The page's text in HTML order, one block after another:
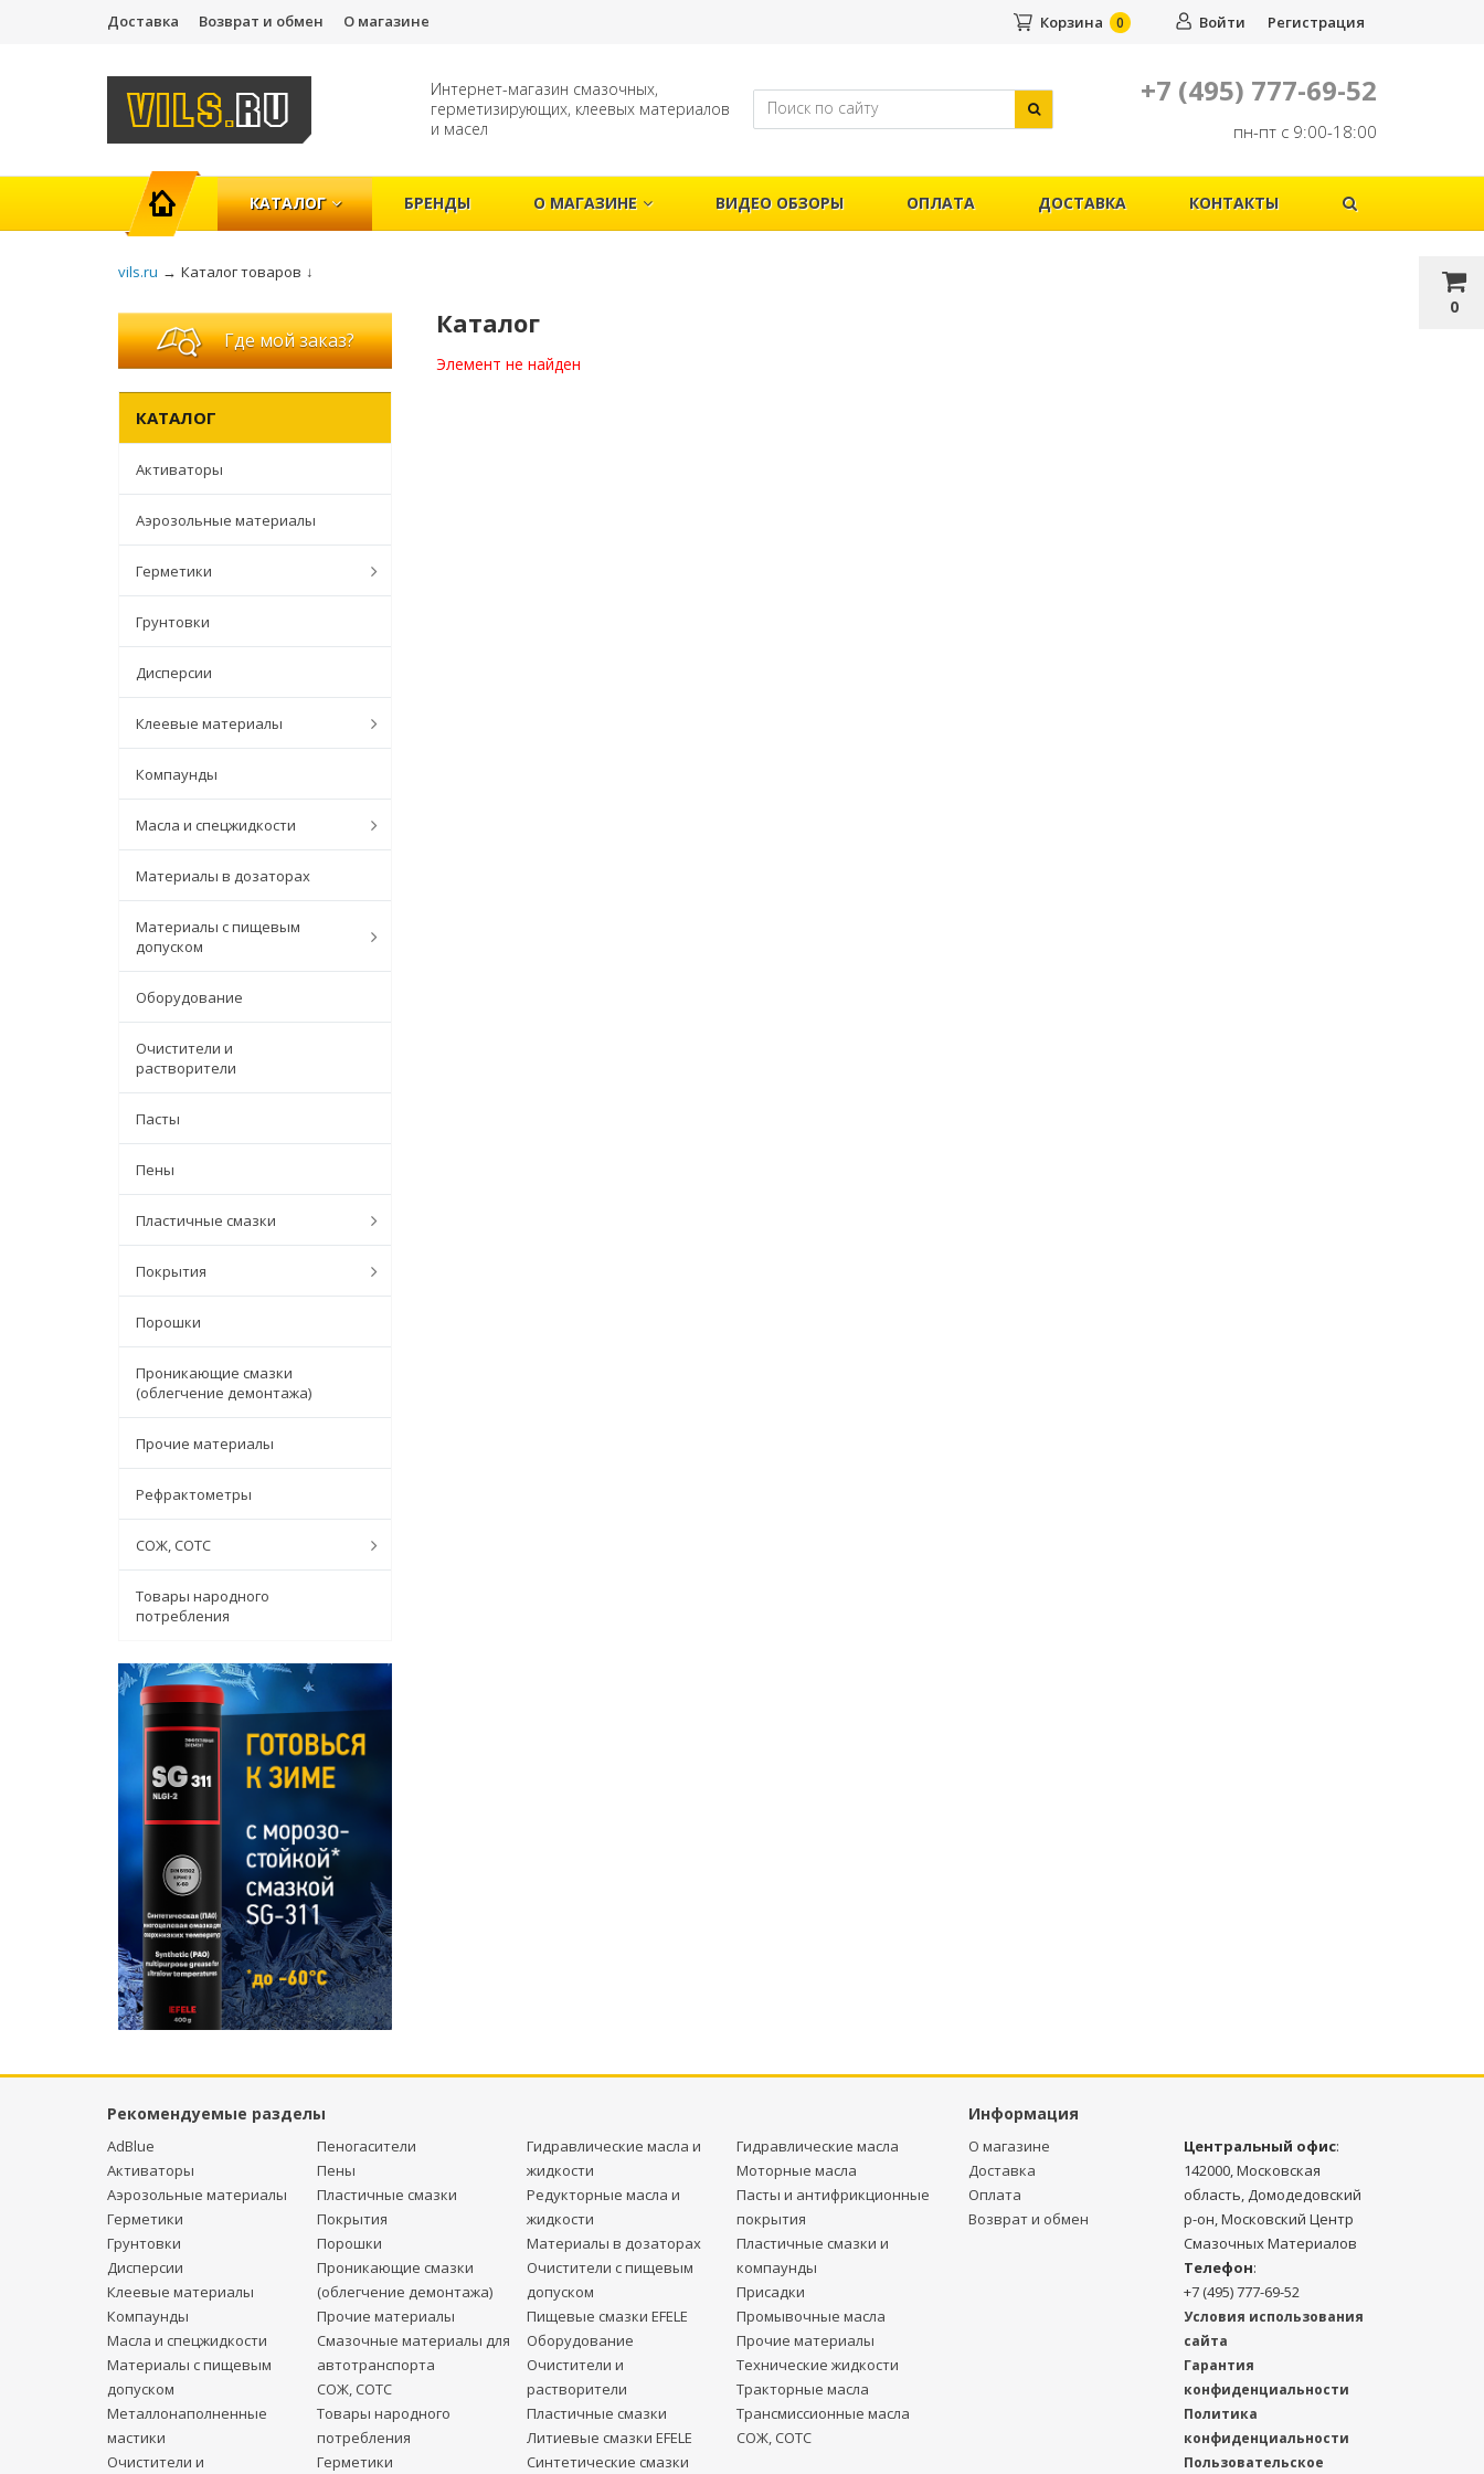
Доставка Возврат и обмен О магазине
0
Войти Регистрация
Корзина 0
Интернет-магазин смазочных,
герметизирующих, клеевых материалов
и масел
+7 (495) 777-69-52
пн-пт с 9:00-18:00
ГЛАВНАЯ
КАТАЛОГ БРЕНДЫ О МАГАЗИНЕ ВИДЕО ОБЗОРЫ ОПЛАТА ДОСТАВКА КОНТАКТЫ
vils.ru → Каталог товаров ↓
Где мой заказ?
КАТАЛОГ
Активаторы
Аэрозольные материалы
Герметики
Грунтовки
Дисперсии
Клеевые материалы
Компаунды
Масла и спецжидкости
Материалы в дозаторах
Материалы с пищевым
допуском
Оборудование
Очистители и
растворители
Пасты
Пены
Пластичные смазки
Покрытия
Порошки
Проникающие смазки
(облегчение демонтажа)
Прочие материалы
Рефрактометры
СОЖ, СОТС
Товары народного
потребления
Каталог
Элемент не найден
Рекомендуемые разделы Информация
AdBlue
Активаторы
Аэрозольные материалы
Герметики
Грунтовки
Дисперсии
Клеевые материалы
Компаунды
Масла и спецжидкости
Материалы с пищевым
допуском
Металлонаполненные
мастики
Очистители и
Пеногасители
Пены
Пластичные смазки
Покрытия
Порошки
Проникающие смазки
(облегчение демонтажа)
Прочие материалы
Смазочные материалы для
автотранспорта
СОЖ, СОТС
Товары народного
потребления
Герметики
Гидравлические масла и
жидкости
Редукторные масла и
жидкости
Материалы в дозаторах
Очистители с пищевым
допуском
Пищевые смазки EFELE
Оборудование
Очистители и
растворители
Пластичные смазки
Литиевые смазки EFELE
Синтетические смазки
Гидравлические масла
Моторные масла
Пасты и антифрикционные
покрытия
Пластичные смазки и
компаунды
Присадки
Промывочные масла
Прочие материалы
Технические жидкости
Тракторные масла
Трансмиссионные масла
СОЖ, СОТС
О магазине
Доставка
Оплата
Возврат и обмен
Центральный офис:
142000, Московская
область, Домодедовский
р-он, Московский Центр
Смазочных Материалов
Телефон:
+7 (495) 777-69-52
Условия использования
сайта
Гарантия
конфиденциальности
Политика
конфиденциальности
Пользовательское